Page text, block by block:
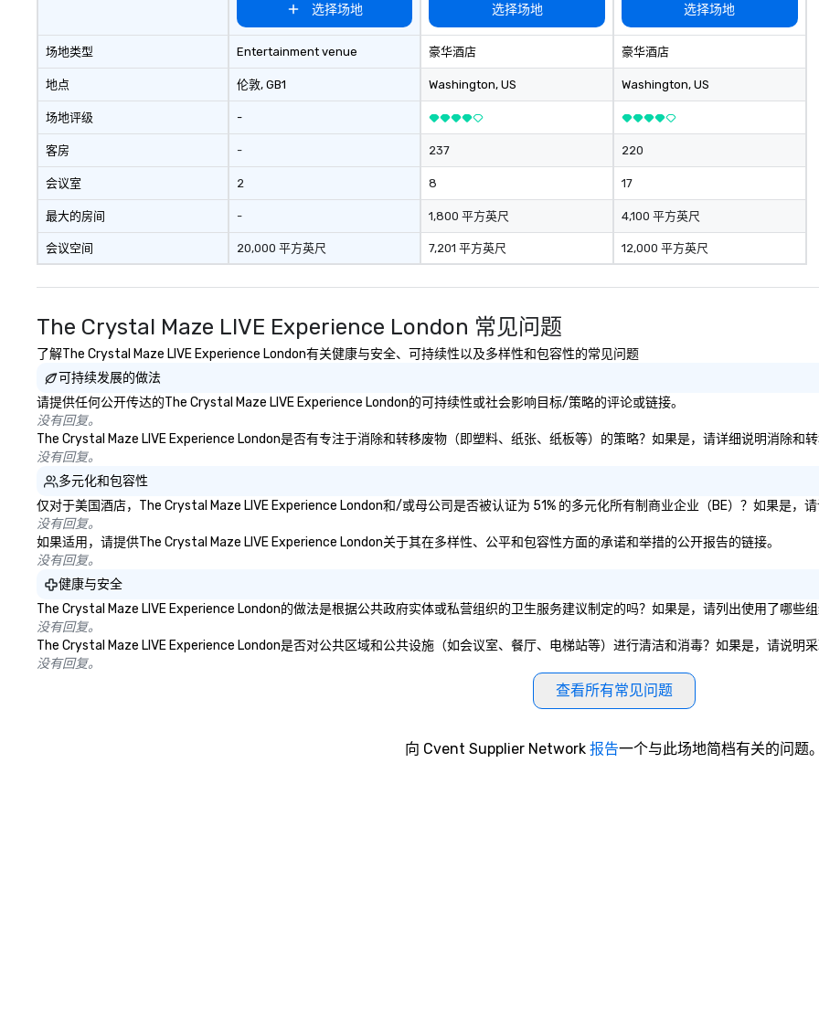
场地类型
地点
场地评级
客房
会议室
最大的房间
会议空间
选择场地
Entertainment venue
伦敦, GB1
-
-
2
-
20,000 平方英尺
选择场地
豪华酒店
Washington, US
237
8
1,800 平方英尺
7,201 平方英尺
选择场地
豪华酒店
Washington, US
220
17
4,100 平方英尺
12,000 平方英尺
The Crystal Maze LIVE Experience London 常见问题
了解The Crystal Maze LIVE Experience London有关健康与安全、可持续性以及多样性和包容性的常见问题
可持续发展的做法
请提供任何公开传达的The Crystal Maze LIVE Experience London的可持续性或社会影响目标/策略的评论或链接。
没有回复。
The Crystal Maze LIVE Experience London是否有专注于消除和转移废物（即塑料、纸张、纸板等）的策略？如果是，请详细说明消除和
没有回复。
多元化和包容性
仅对于美国酒店，The Crystal Maze LIVE Experience London和/或母公司是否被认证为 51% 的多元化所有制商业企业（BE）？如果是，
没有回复。
如果适用，请提供The Crystal Maze LIVE Experience London关于其在多样性、公平和包容性方面的承诺和举措的公开报告的链接。
没有回复。
健康与安全
The Crystal Maze LIVE Experience London的做法是根据公共政府实体或私营组织的卫生服务建议制定的吗？如果是，请列出使用了哪些
没有回复。
The Crystal Maze LIVE Experience London是否对公共区域和公共设施（如会议室、餐厅、电梯站等）进行清洁和消毒？如果是，请说明
没有回复。
查看所有常见问题
向 Cvent Supplier Network 报告一个与此场地简档有关的问题